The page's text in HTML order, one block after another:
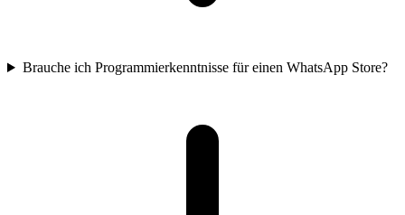
Brauche ich Programmierkenntnisse für einen WhatsApp Store?